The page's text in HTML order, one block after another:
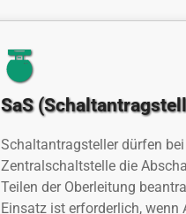
SaS
Schaltantragsteller dürfen
Zentralschaltstelle die
Teilen der Oberleitung
Einsatz ist erforderlich, wenn